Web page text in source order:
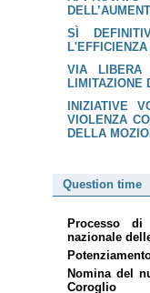
SÌ
VIA LIBERA
LIMITAZIONE
INIZIATIVE
VIOLENZA
DELLA
Question time
Processo
nazionale
Nomina del
Coroglio